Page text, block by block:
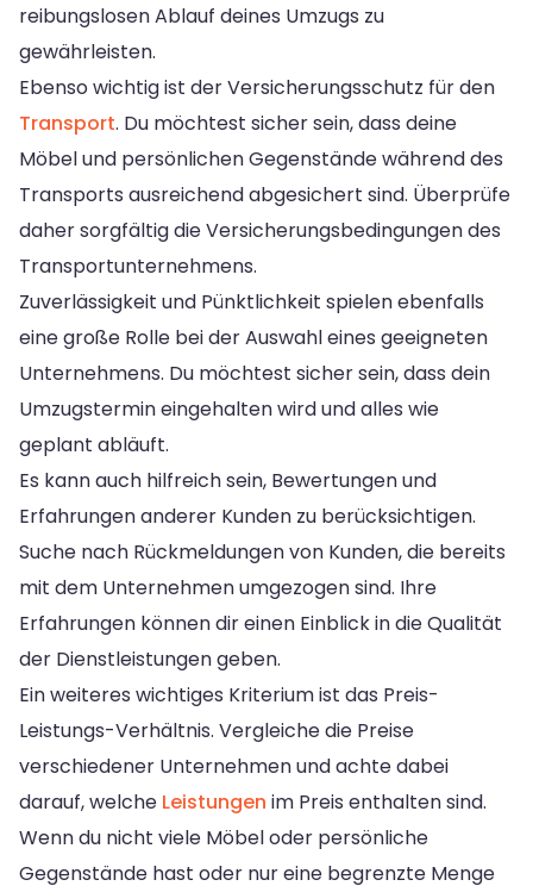
reibungslosen Ablauf deines Umzugs zu
gewährleisten.
Ebenso wichtig ist der Versicherungsschutz für den
Transport. Du möchtest sicher sein, dass deine
Möbel und persönlichen Gegenstände während des
Transports ausreichend abgesichert sind. Überprüfe
daher sorgfältig die Versicherungsbedingungen des
Transportunternehmens.
Zuverlässigkeit und Pünktlichkeit spielen ebenfalls
eine große Rolle bei der Auswahl eines geeigneten
Unternehmens. Du möchtest sicher sein, dass dein
Umzugstermin eingehalten wird und alles wie
geplant abläuft.
Es kann auch hilfreich sein, Bewertungen und
Erfahrungen anderer Kunden zu berücksichtigen.
Suche nach Rückmeldungen von Kunden, die bereits
mit dem Unternehmen umgezogen sind. Ihre
Erfahrungen können dir einen Einblick in die Qualität
der Dienstleistungen geben.
Ein weiteres wichtiges Kriterium ist das Preis-
Leistungs-Verhältnis. Vergleiche die Preise
verschiedener Unternehmen und achte dabei
darauf, welche Leistungen im Preis enthalten sind.
Wenn du nicht viele Möbel oder persönliche
Gegenstände hast oder nur eine begrenzte Menge